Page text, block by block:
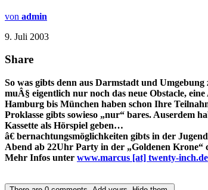
von admin
9. Juli 2003
Share
So was gibts denn aus Darmstadt und
muÂ§ eigentlich nur noch das neue Obstacle,
Hamburg bis München haben schon Ihre
Proklasse gibts sowieso „nur“ bares. Auserdem
Kassette als Hörspiel geben…
â€ bernachtungsmöglichkeiten gibts in der
Abend ab 22Uhr Party in der „Goldenen Krone“
Mehr Infos unter www.marcus [at] twenty-inch.de